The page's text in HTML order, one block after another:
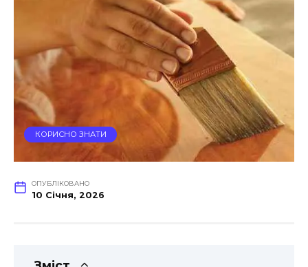
КОРИСНО ЗНАТИ
ОПУБЛІКОВАНО
10 Січня, 2026